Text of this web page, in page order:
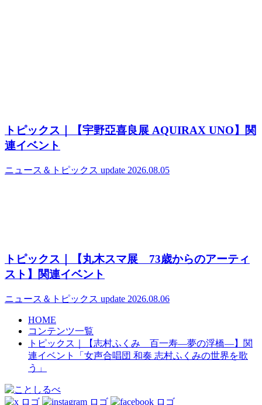
トピックス｜【宇野亞喜良展 AQUIRAX UNO】関
連イベント
ニュース＆トピックス update 2026.08.05
トピックス｜【丸木スマ展 73歳からのアーティ
スト】関連イベント
ニュース＆トピックス update 2026.08.06
HOME
コンテンツ一覧
トピックス｜【志村ふくみ 百一寿―夢の浮橋―】関
連イベント「女声合唱団 和奏 志村ふくみの世界を歌
う」